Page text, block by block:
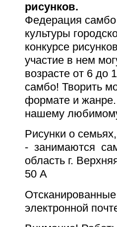
рисунков.
Федерация самбо
культуры
конкурсе
участие в нем
возрасте от 6 до
самбо! Творить
формате и
нашему
Рисунки о
- занимаются
область г.
50 А
электронной